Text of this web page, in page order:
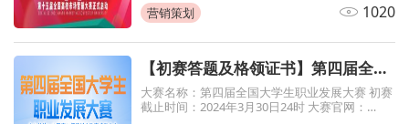
营销策划
1020
【初赛答题及格领证书】第四届全国大学生职业发展大赛开始
大赛名称：第四届全国大学生职业发展大赛 初赛
截止时间：2024年3月30日24时 大赛官网：